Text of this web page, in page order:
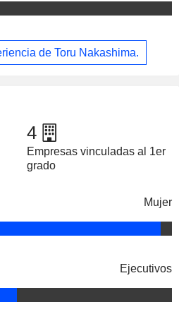
de Toru Nakashima.
4
Empresas vinculadas al 1er
grado
Mujer
Ejecutivos